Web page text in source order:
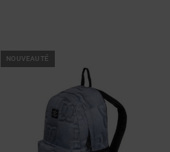
NOUVEAUTÉ